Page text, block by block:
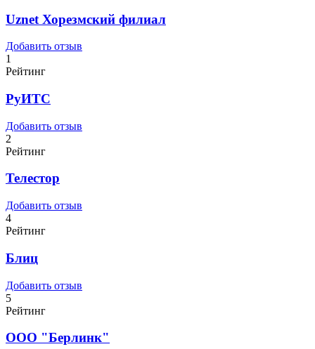
Uznet Хорезмский филиал
Добавить отзыв
1
Рейтинг
РуИТС
Добавить отзыв
2
Рейтинг
Телестор
Добавить отзыв
4
Рейтинг
Блиц
Добавить отзыв
5
Рейтинг
ООО "Берлинк"